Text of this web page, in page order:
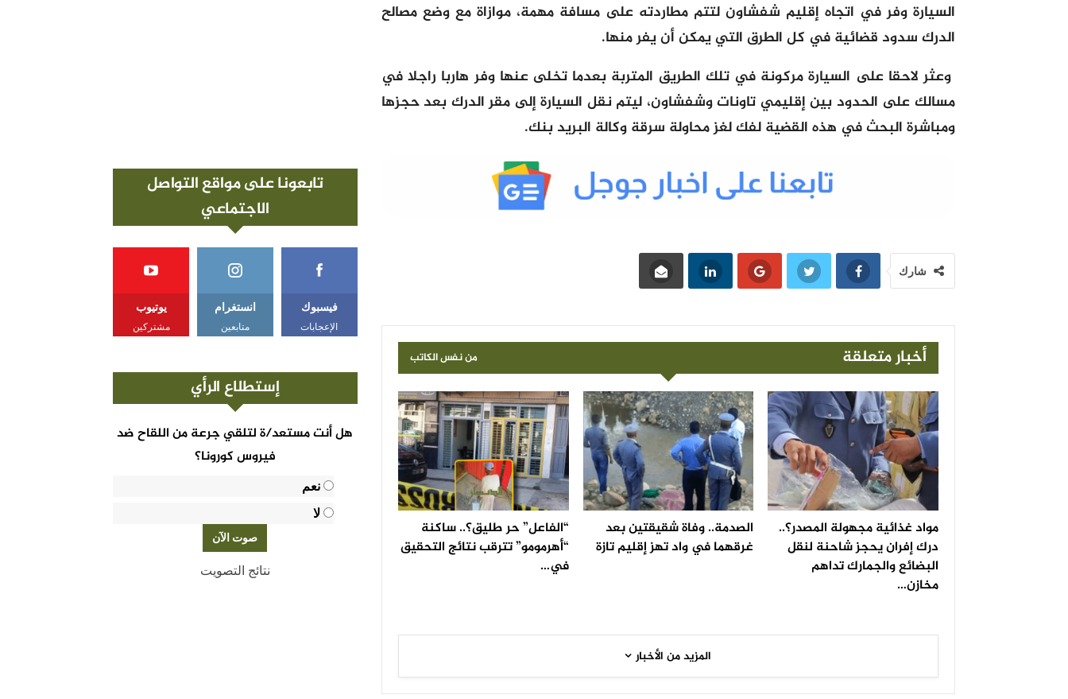
السيارة وفر في اتجاه إقليم شفشاون لتتم مطاردته على مسافة مهمة، موازاة مع وضع مصالح
الدرك سدود قضائية في كل الطرق التي يمكن أن يفر منها.
وعثر لاحقا على السيارة مركونة في تلك الطريق المتربة بعدما تخلى عنها وفر هاربا راجلا في
مسالك على الحدود بين إقليمي تاونات وشفشاون، ليتم نقل السيارة إلى مقر الدرك بعد حجزها
ومباشرة البحث في هذه القضية لفك لغز محاولة سرقة وكالة البريد بنك.
شارك
أخبار متعلقة من نفس الكاتب
مواد غذائية مجهولة المصدر؟..
درك إفران يحجز شاحنة لنقل
البضائع والجمارك تداهم
مخازن…
الصدمة.. وفاة شقيقتين بعد
غرقهما في واد تهز إقليم تازة
“الفاعل” حر طليق؟.. ساكنة
“أهرمومو” تترقب نتائج التحقيق
في…
المزيد من الأخبار
تابعونا على مواقع التواصل
الاجتماعي
فيسبوك
الإعجابات
انستغرام
متابعين
يوتيوب
مشتركين
إستطلاع الرأي
هل أنت مستعد/ة لتلقي جرعة من اللقاح ضد
فيروس كورونا؟
نعم
لا
نتائج التصويت